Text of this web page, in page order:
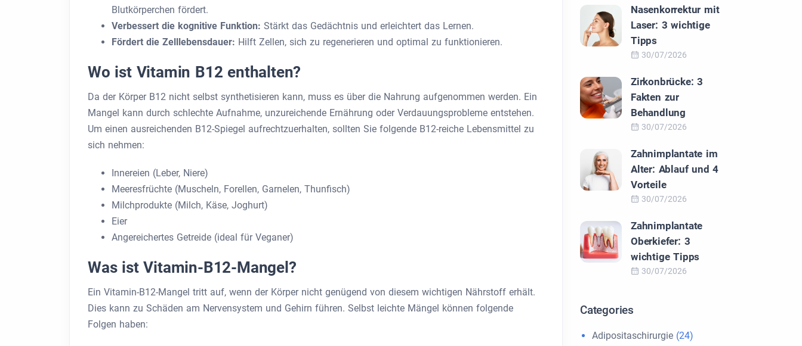
Blutkörperchen fördert.
Verbessert die kognitive Funktion: Stärkt das Gedächtnis und erleichtert das Lernen.
Fördert die Zelllebensdauer: Hilft Zellen, sich zu regenerieren und optimal zu funktionieren.
Wo ist Vitamin B12 enthalten?
Da der Körper B12 nicht selbst synthetisieren kann, muss es über die Nahrung aufgenommen werden. Ein
Mangel kann durch schlechte Aufnahme, unzureichende Ernährung oder Verdauungsprobleme entstehen.
Um einen ausreichenden B12-Spiegel aufrechtzuerhalten, sollten Sie folgende B12-reiche Lebensmittel zu
sich nehmen:
Innereien (Leber, Niere)
Meeresfrüchte (Muscheln, Forellen, Garnelen, Thunfisch)
Milchprodukte (Milch, Käse, Joghurt)
Eier
Angereichertes Getreide (ideal für Veganer)
Was ist Vitamin-B12-Mangel?
Ein Vitamin-B12-Mangel tritt auf, wenn der Körper nicht genügend von diesem wichtigen Nährstoff erhält.
Dies kann zu Schäden am Nervensystem und Gehirn führen. Selbst leichte Mängel können folgende
Folgen haben:
Nasenkorrektur mit
Laser: 3 wichtige
Tipps
30/07/2026
Zirkonbrücke: 3
Fakten zur
Behandlung
30/07/2026
Zahnimplantate im
Alter: Ablauf und 4
Vorteile
30/07/2026
Zahnimplantate
Oberkiefer: 3
wichtige Tipps
30/07/2026
Categories
Adipositaschirurgie (24)